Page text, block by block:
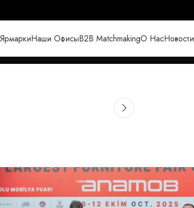
ЯрмаркиНаши ОфисыB2B MatchmakingО НасНовости